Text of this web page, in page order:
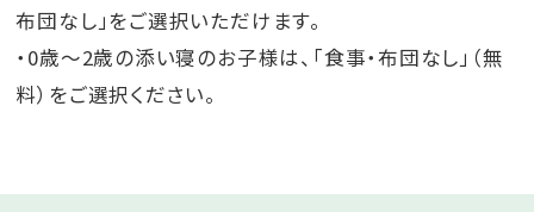
布団なし」をご選択いただけます。
・0歳～2歳の添い寝のお子様は、「食事・布団なし」（無
料）をご選択ください。